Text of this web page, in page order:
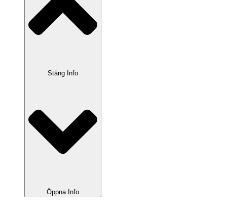
Stäng Info
Öppna Info